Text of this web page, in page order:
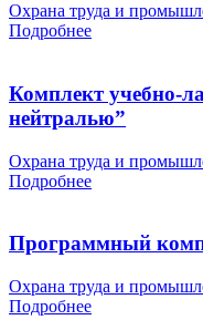
Охрана труда и
Подробнее
Комплект учебно-
нейтралью”
Охрана труда и
Подробнее
Программный
Охрана труда и
Подробнее